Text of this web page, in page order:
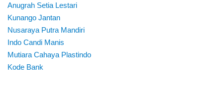
Anugrah Setia Lestari
Kunango Jantan
Nusaraya Putra Mandiri
Indo Candi Manis
Mutiara Cahaya Plastindo
Kode Bank